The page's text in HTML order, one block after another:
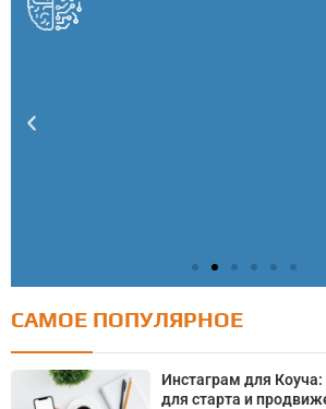
Тест: Как я контролирую
Онлайн тест на основе шкалы
Джулиана Роттера
САМОЕ ПОПУЛЯРНОЕ
Инстаграм для
для старта и